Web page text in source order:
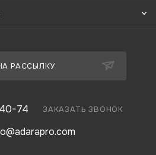
РАССЫЛКУ
74 ЗАКАЗАТЬ ЗВОНОК